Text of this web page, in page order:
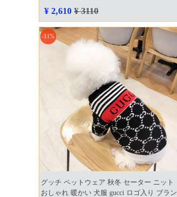
ウェア ペット用服
¥ 2,610 ¥ 3110
-11%
グッチ ペットウェア 秋冬 セーター ニット
おしゃれ 暖かい 犬服 gucci ロゴ入り ブラン